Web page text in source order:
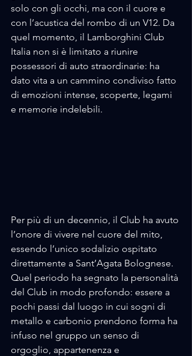
solo con gli occhi, ma con il cuore e
con l’acustica del rombo di un V12. Da
quel momento, il Lamborghini Club
Italia non si è limitato a riunire
possessori di auto straordinarie: ha
dato vita a un cammino condiviso fatto
di emozioni intense, scoperte, legami
e memorie indelebili.
Per più di un decennio, il Club ha avuto
l’onore di vivere nel cuore del mito,
essendo l’unico sodalizio ospitato
direttamente a Sant’Agata Bolognese.
Quel periodo ha segnato la personalità
del Club in modo profondo: essere a
pochi passi dal luogo in cui sogni di
metallo e carbonio prendono forma ha
infuso nel gruppo un senso di
orgoglio, appartenenza e